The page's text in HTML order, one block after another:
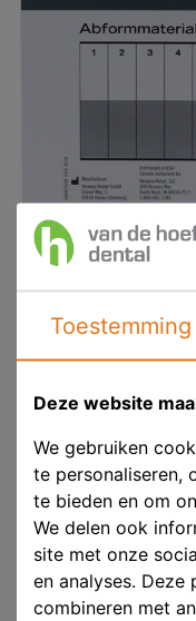
Voorraad
Eenheid
Toestemming
Deze website
We gebruiken
te personaliseren,
te bieden en om
We delen ook
site met onze
en analyses. Deze
combineren met